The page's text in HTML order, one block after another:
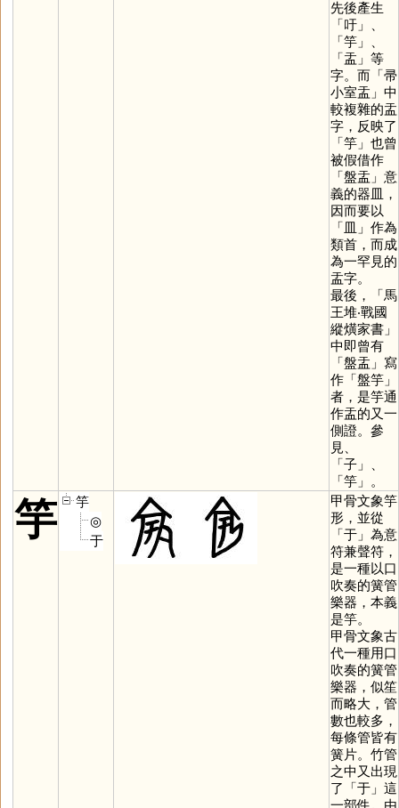
先後產生
「吁」、
「竽」、
「盂 」等
字。而「帚
小室盂」中
較複雜的盂
字，反映了
「竽」也曾
被假借作
「盤盂」意
義的器皿，
因而要以
「皿 」作為
類首，而成
為一罕見的
盂字。
最後，「馬
王堆‧戰國
縱熿家書」
中即曾有
「盤盂」寫
作「盤竽」
者，是竽通
作盂的又一
側證。參
見、
「子」、
「竽」。
竽
竽
◎
于
甲骨文象竽
形，並從
「于」為意
符兼聲符，
是一種以口
吹奏的簧管
樂器，本義
是竽。
甲骨文象古
代一種用口
吹奏的簧管
樂器，似笙
而略大，管
數也較多，
每條管皆有
簧片。竹管
之中又出現
了「于」這
一部件。由